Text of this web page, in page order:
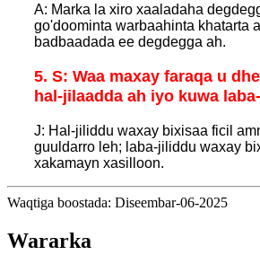
A: Marka la xiro xaaladaha
go'doominta warbaahinta khatarta
badbaadada ee degdegga ah.
5. S: Waa maxay faraqa u
hal-jilaadda ah iyo kuwa
J: Hal-jiliddu waxay bixisaa ficil
guuldarro leh; laba-jiliddu waxay
xakamayn xasilloon.
Waqtiga boostada: Diseembar-06-2025
Wararka